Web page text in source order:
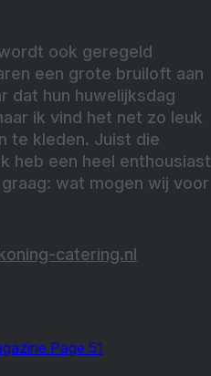
ook geregeld
een grote bruiloft aan
dat hun huwelijksdag
ik vind het net zo leuk
te kleden. Juist die
heb een heel enthousiast
wat mogen wij voor
catering.nl
Page 51